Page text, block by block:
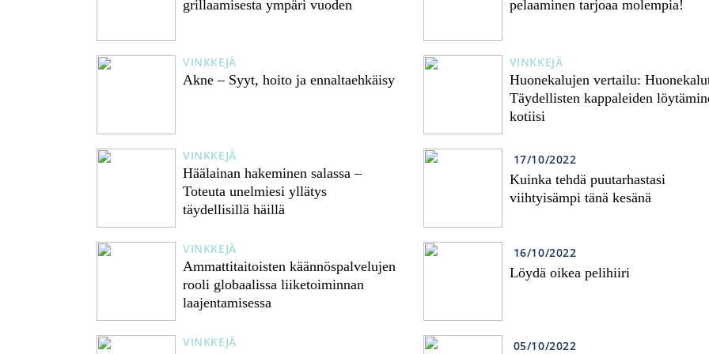
grillaamisesta ympäri vuoden
VINKKEJÄ
Akne – Syyt, hoito ja ennaltaehkäisy
VINKKEJÄ
Häälainan hakeminen salassa –
Toteuta unelmiesi yllätys
täydellisillä häillä
VINKKEJÄ
Ammattitaitoisten käännöspalvelujen
rooli globaalissa liiketoiminnan
laajentamisessa
VINKKEJÄ
pelaaminen tarjoaa molempia!
VINKKEJÄ
Huonekalujen vertailu:
Täydellisten kappaleiden
kotiisi
17/10/2022
Kuinka tehdä puutarhastasi
viihtyisämpi tänä kesänä
16/10/2022
Löydä oikea pelihiiri
05/10/2022